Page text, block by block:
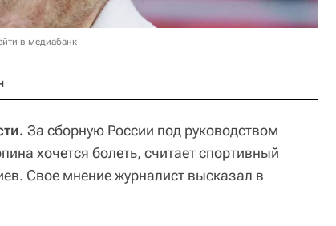
в медиабанк
За сборную России под руководством
хочется болеть, считает спортивный
Свое мнение журналист высказал в